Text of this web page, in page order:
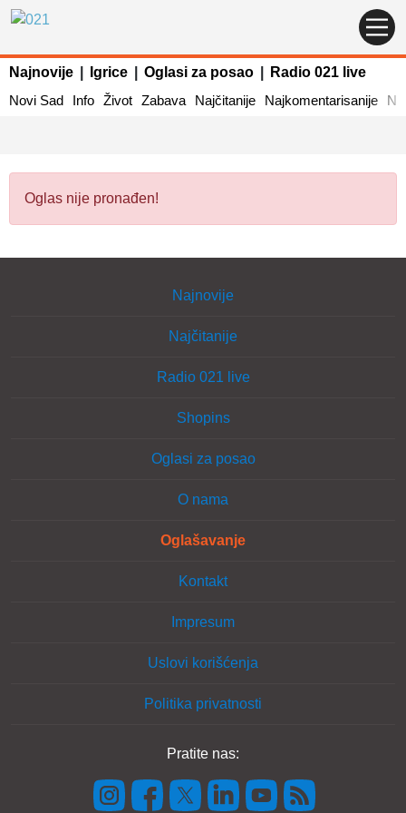
Najnovije Igrice Oglasi za posao
Radio 021 live
Novi Sad
Info Život Zabava Najčitanije Najkomentarisanije
Oglas nije pronađen!
Najnovije
Najčitanije
Radio 021 live
Shopins
Oglasi za posao
O nama
Oglašavanje
Kontakt
Impresum
Uslovi korišćenja
Politika privatnosti
Pratite nas: